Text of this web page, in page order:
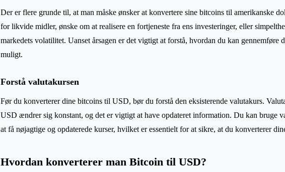
Der er flere grunde til, at man måske ønsker at konvertere sine bitcoins til amerikanske
for likvide midler, ønske om at realisere en fortjeneste fra ens investeringer, eller
markedets volatilitet. Uanset årsagen er det vigtigt at forstå, hvordan du kan gennemføre
muligt.
Forstå valutakursen
Før du konverterer dine bitcoins til USD, bør du forstå den eksisterende valutakurs.
USD ændrer sig konstant, og det er vigtigt at have opdateret information. Du kan bruge
at få nøjagtige og opdaterede kurser, hvilket er essentielt for at sikre, at du konverterer
Hvordan konverterer man Bitcoin til USD?